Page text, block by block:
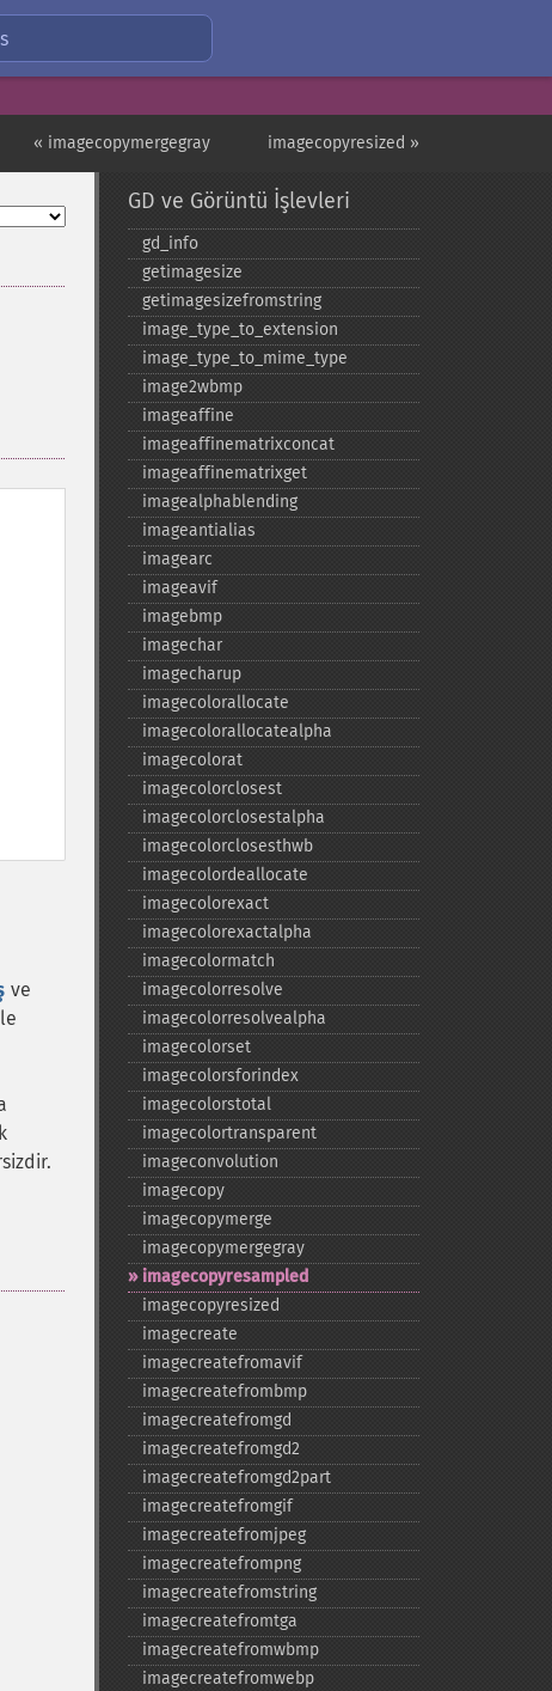
imagecopyresized »
« imagecopymergegray
ve
GD ve Görüntü İşlevleri
gd_​info
getimagesize
getimagesizefromstring
image_​type_​to_​extension
image_​type_​to_​mime_​type
image2wbmp
imageaffine
imageaffinematrixconcat
imageaffinematrixget
imagealphablending
imageantialias
imagearc
imageavif
imagebmp
imagechar
imagecharup
imagecolorallocate
imagecolorallocatealpha
imagecolorat
imagecolorclosest
imagecolorclosestalpha
imagecolorclosesthwb
imagecolordeallocate
imagecolorexact
imagecolorexactalpha
imagecolormatch
imagecolorresolve
imagecolorresolvealpha
imagecolorset
imagecolorsforindex
imagecolorstotal
imagecolortransparent
imageconvolution
imagecopy
imagecopymerge
imagecopymergegray
imagecopyresampled
imagecopyresized
imagecreate
imagecreatefromavif
imagecreatefrombmp
imagecreatefromgd
imagecreatefromgd2
imagecreatefromgd2part
imagecreatefromgif
imagecreatefromjpeg
imagecreatefrompng
imagecreatefromstring
imagecreatefromtga
imagecreatefromwbmp
imagecreatefromwebp